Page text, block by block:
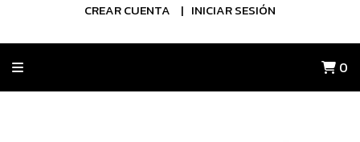
CREAR CUENTA INICIAR SESIÓN
0